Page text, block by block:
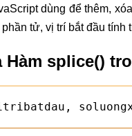
dùng để thêm,
tử, vị trí bắt đầu tính
Hàm splice()